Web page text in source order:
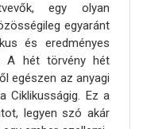
egy olyan
egyaránt
és eredményes
A hét törvény hét
egészen az anyagi
Ciklikusságig. Ez a
legyen szó akár